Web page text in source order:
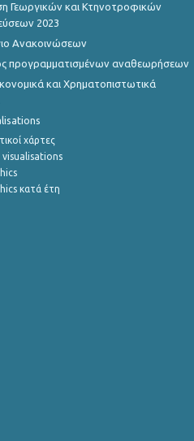
Δεκεμβρίου 2022
2022
2022
Αυγούστου 2022
2022
2022
Γεωργικών και Κτηνοτροφικών
2023
Ανακοινώσεων
προγραμματισμένων αναθεωρήσεων
και Χρηματοπιστωτικά
χάρτες
κατά έτη